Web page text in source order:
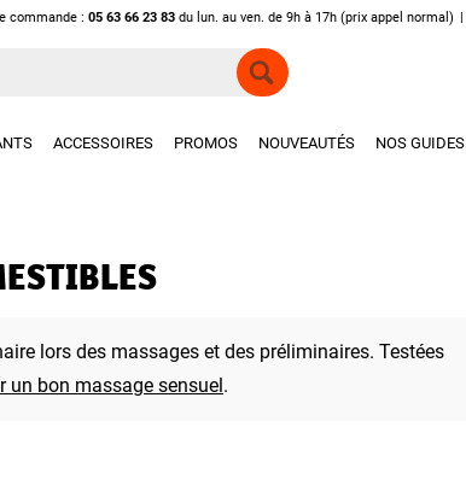
commande :05 63 66 23 83 du lun. au ven. de 9h à 17h (prix appel normal) |
ACCESSOIRES PROMOS NOUVEAUTÉS NOS GUIDES
lors des massages et des préliminaires. Testées
un bon massage sensuel.